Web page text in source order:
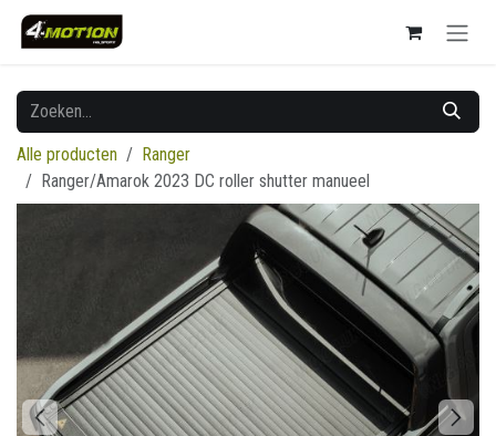
Overslaan naar inhoud
Alle producten
Ranger
Ranger/Amarok 2023 DC roller shutter manueel